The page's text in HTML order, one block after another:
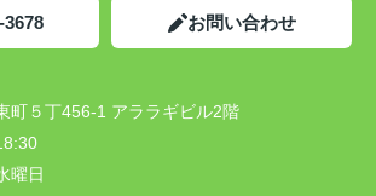
3678 お問い合わせ
町５丁456-1 アララギビル2階
曜日